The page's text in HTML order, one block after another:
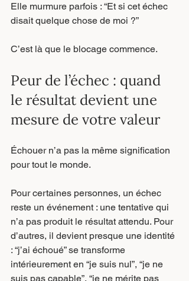
Elle murmure parfois : “Et si cet échec
disait quelque chose de moi ?”
C’est là que le blocage commence.
Peur de l’échec : quand
le résultat devient une
mesure de votre valeur
Échouer n’a pas la même signification
pour tout le monde.
Pour certaines personnes, un échec
reste un événement : une tentative qui
n’a pas produit le résultat attendu. Pour
d’autres, il devient presque une identité
: “j’ai échoué” se transforme
intérieurement en “je suis nul”, “je ne
suis pas capable”, “je ne mérite pas